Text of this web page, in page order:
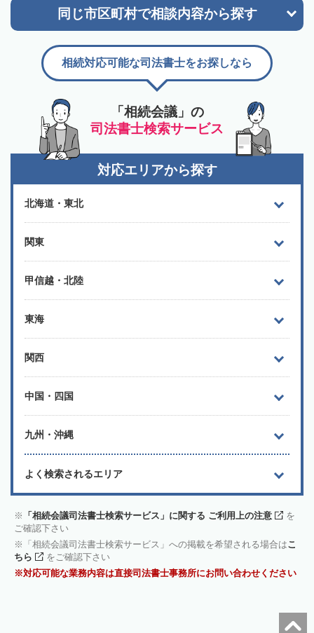
同じ市区町村で相談内容から探す
「相続会議」の
司法書士検索サービス
相続対応可能な司法書士をお探しなら
対応エリアから探す
北海道・東北
関東
甲信越・北陸
東海
関西
中国・四国
九州・沖縄
よく検索されるエリア
「相続会議司法書士検索サービス」に関する ご利用上の注意
を
ご確認下さい
「相続会議司法書士検索サービス」への掲載を希望される場合はこ
ちら
をご確認下さい
対応可能な業務内容は直接司法書士事務所にお問い合わせください